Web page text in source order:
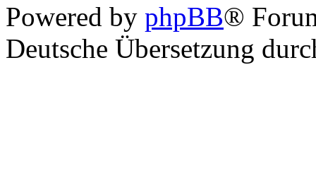
Powered by phpBB®
Deutsche Übersetzung